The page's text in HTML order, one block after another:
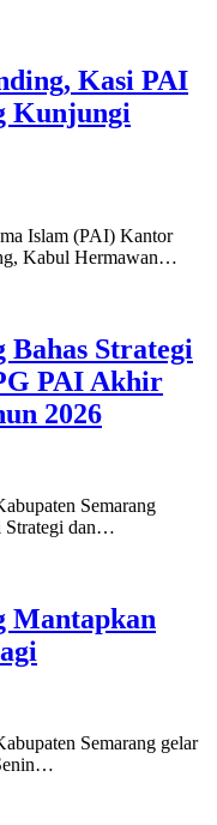
Kasi PAI
Kunjungi
Islam (PAI) Kantor
Kabul Hermawan…
Bahas Strategi
PAI Akhir
2026
Semarang
Strategi dan…
Mantapkan
Semarang gelar